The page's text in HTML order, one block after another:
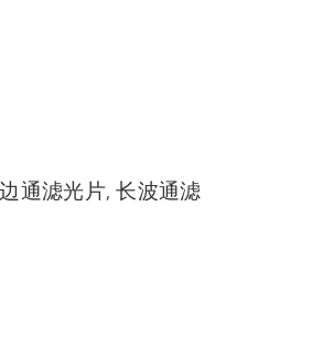
边通滤光片,长波通滤